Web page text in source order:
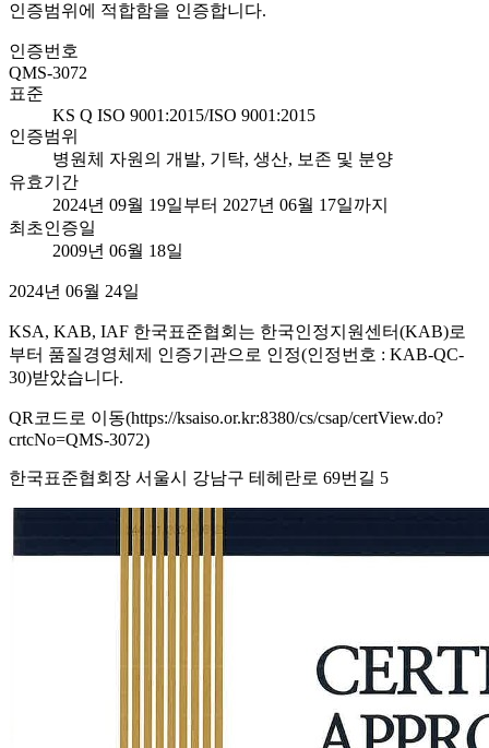
인증범위에 적합함을 인증합니다.
인증번호
QMS-3072
표준
KS Q ISO 9001:2015/ISO 9001:2015
인증범위
병원체 자원의 개발, 기탁, 생산, 보존 및 분양
유효기간
2024년 09월 19일부터 2027년 06월 17일까지
최초인증일
2009년 06월 18일
2024년 06월 24일
KSA, KAB, IAF 한국표준협회는 한국인정지원센터(KAB)로
부터 품질경영체제 인증기관으로 인정(인정번호 : KAB-QC-
30)받았습니다.
QR코드로 이동(https://ksaiso.or.kr:8380/cs/csap/certView.do?
crtcNo=QMS-3072)
한국표준협회장 서울시 강남구 테헤란로 69번길 5